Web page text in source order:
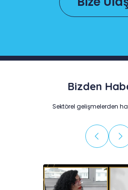
Bizden
Sektörel gelişmelerden